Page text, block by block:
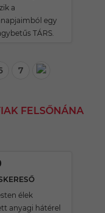
a
egy
TÁRS.
7
FELSŐNÁNA
élek
anyagi hátérel